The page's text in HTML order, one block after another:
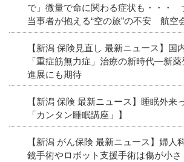
で」微量で命に関わる症状も・・・
当事者が抱える“空の旅”の不安 航空
【新潟 保険見直し 最新ニュース】国
「重症筋無力症」治療の新時代―新
進展にも期待
【新潟 保険 最新ニュース】睡眠外来
「カンタン睡眠講座」】
【新潟 がん保険 最新ニュース】婦人
鏡手術やロボット支援手術は傷が小